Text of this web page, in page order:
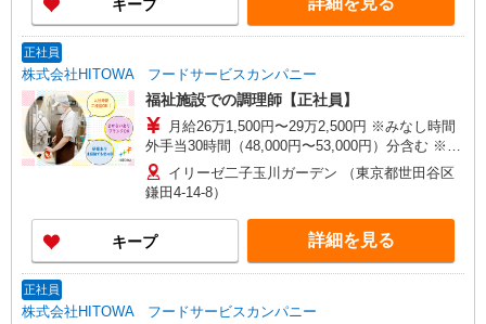
キープ
正社員
株式会社HITOWA フードサービスカンパニー
福祉施設での調理師【正社員】
月給26万1,500円〜29万2,500円 ※みなし時間
外手当30時間（48,000円〜53,000円）分含む ※給
与は経験や前職給与に応じて決定します。 賞与年
2回
イリーゼ二子玉川ガーデン （東京都世田谷区
鎌田4-14-8）
キープ 詳細を見る
正社員
株式会社HITOWA フードサービスカンパニー